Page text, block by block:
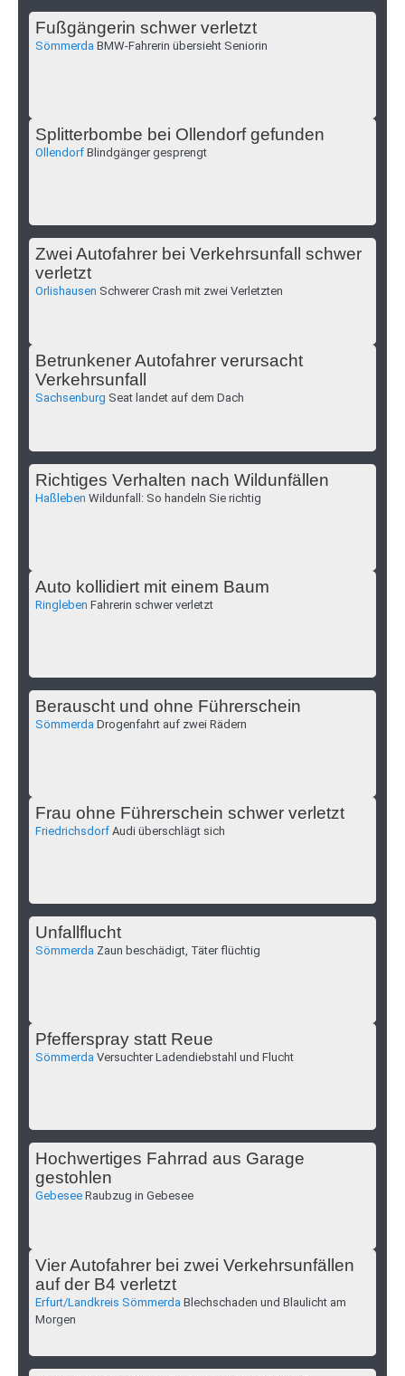
Fußgängerin schwer verletzt
Sömmerda BMW-Fahrerin übersieht Seniorin
Splitterbombe bei Ollendorf gefunden
Ollendorf Blindgänger gesprengt
Zwei Autofahrer bei Verkehrsunfall schwer
verletzt
Orlishausen Schwerer Crash mit zwei Verletzten
Betrunkener Autofahrer verursacht
Verkehrsunfall
Sachsenburg Seat landet auf dem Dach
Richtiges Verhalten nach Wildunfällen
Haßleben Wildunfall: So handeln Sie richtig
Auto kollidiert mit einem Baum
Ringleben Fahrerin schwer verletzt
Berauscht und ohne Führerschein
Sömmerda Drogenfahrt auf zwei Rädern
Frau ohne Führerschein schwer verletzt
Friedrichsdorf Audi überschlägt sich
Unfallflucht
Sömmerda Zaun beschädigt, Täter flüchtig
Pfefferspray statt Reue
Sömmerda Versuchter Ladendiebstahl und Flucht
Hochwertiges Fahrrad aus Garage
gestohlen
Gebesee Raubzug in Gebesee
Vier Autofahrer bei zwei Verkehrsunfällen
auf der B4 verletzt
Erfurt/Landkreis Sömmerda Blechschaden und Blaulicht am
Morgen